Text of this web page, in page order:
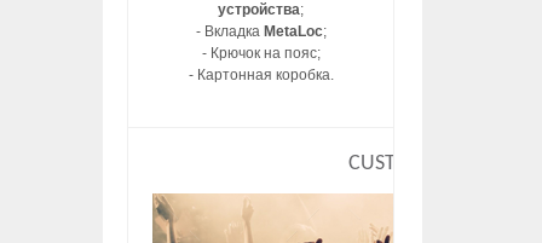
устройства;
- Вкладка MetaLoc;
- Крючок на пояс;
- Картонная коробка.
CUSTOM HTML